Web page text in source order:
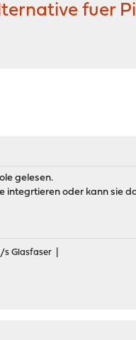
fuer
gelesen.
integrtieren oder kann sie
Glasfaser |